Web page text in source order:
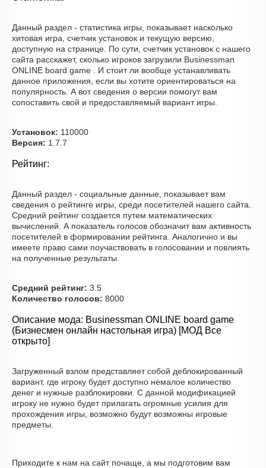
Данный раздел - статистика игры, показывает насколько
хитовая игра, счетчик установок и текущую версию,
доступную на странице. По сути, счетчик установок с нашего
сайта расскажет, сколько игроков загрузили Businessman
ONLINE board game . И стоит ли вообще устанавливать
данное приложения, если вы хотите ориентироваться на
популярность. А вот сведения о версии помогут вам
сопоставить свой и предоставляемый вариант игры.
Установок: 110000
Версия: 1.7.7
Рейтинг:
Данный раздел - социальные данные, показывает вам
сведения о рейтинге игры, среди посетителей нашего сайта.
Средний рейтинг создается путем математических
вычислений. А показатель голосов обозначит вам активность
посетителей в формировании рейтинга. Аналогично и вы
имеете право сами поучаствовать в голосовании и повлиять
на полученные результаты.
Средний рейтинг: 3.5
Количество голосов: 8000
Описание мода: Businessman ONLINE board game
(Бизнесмен онлайн настольная игра) [МОД Все
открыто]
Загруженный взлом представляет собой деблокированный
вариант, где игроку будет доступно немалое количество
денег и нужные разблокировки. С данной модификацией
игроку не нужно будет прилагать огромные усилия для
прохождения игры, возможно будут возможны игровые
предметы.
Приходите к нам на сайт почаще, а мы подготовим вам